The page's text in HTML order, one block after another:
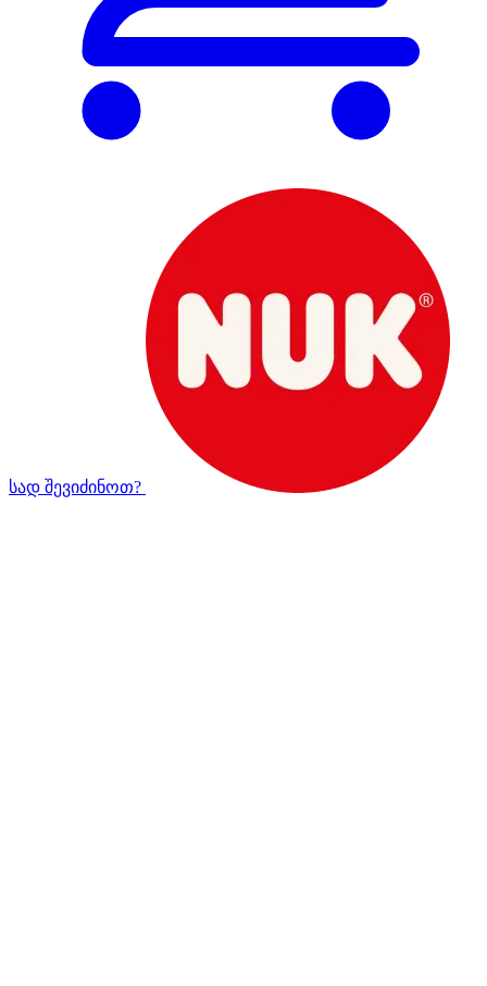
სად შევიძინოთ?